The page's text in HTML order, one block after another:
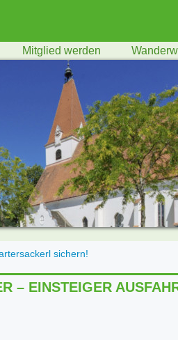
Mitglied werden
sichern!
– EINSTEIGER